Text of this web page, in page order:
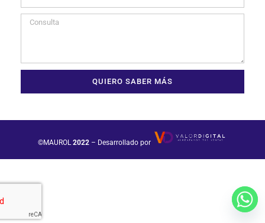
QUIERO SABER MÁS
©MAUROL 2022 – Desarrollado por